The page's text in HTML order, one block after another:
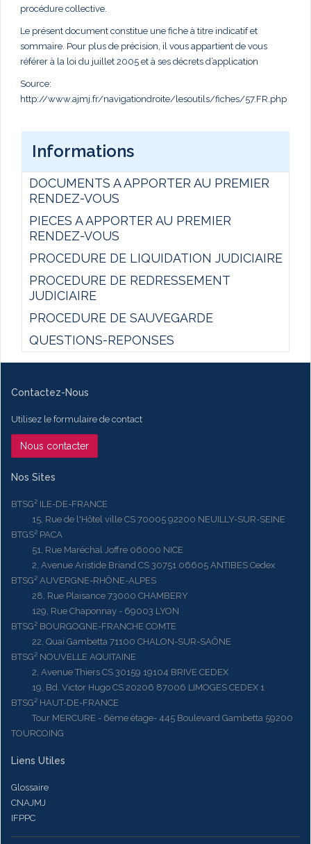
procédure collective.
Le présent document constitue une fiche à titre indicatif et
sommaire. Pour plus de précision, il vous appartient de vous
référer à la loi du juillet 2005 et à ses décrets d’application
Source:
http://www.ajmj.fr/navigationdroite/lesoutils/fiches/57.FR.php
Informations
DOCUMENTS A APPORTER AU PREMIER
RENDEZ-VOUS
PIECES A APPORTER AU PREMIER
RENDEZ-VOUS
PROCEDURE DE LIQUIDATION JUDICIAIRE
PROCEDURE DE REDRESSEMENT
JUDICIAIRE
PROCEDURE DE SAUVEGARDE
QUESTIONS-REPONSES
Contactez-Nous
Utilisez le formulaire de contact
Nous contacter
Nos Sites
BTSG² ILE-DE-FRANCE
15, Rue de l'Hôtel ville CS 70005 92200 NEUILLY-SUR-SEINE
BTGS² PACA
51, Rue Maréchal Joffre 06000 NICE
2, Avenue Aristide Briand CS 30751 06605 ANTIBES Cedex
BTSG² AUVERGNE-RHÔNE-ALPES
28, Rue Plaisance 73000 CHAMBERY
129, Rue Chaponnay - 69003 LYON
BTSG² BOURGOGNE-FRANCHE COMTE
22, Quai Gambetta 71100 CHALON-SUR-SAÔNE
BTSG² NOUVELLE AQUITAINE
2, Avenue Thiers CS 30159 19104 BRIVE CEDEX
19, Bd. Victor Hugo CS 20206 87006 LIMOGES CEDEX 1
BTSG² HAUT-DE-FRANCE
Tour MERCURE - 6ème étage- 445 Boulevard Gambetta 59200
TOURCOING
Liens Utiles
Glossaire
CNAJMJ
IFPPC